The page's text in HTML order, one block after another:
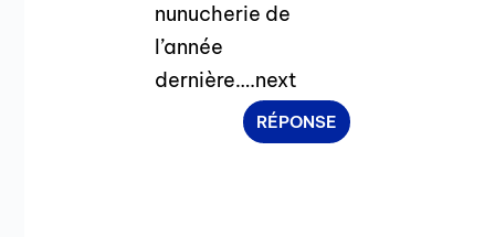
nunucherie de
l’année
dernière….next
RÉPONSE